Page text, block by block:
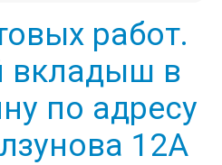
работ.
вкладыш в
по адресу
12А